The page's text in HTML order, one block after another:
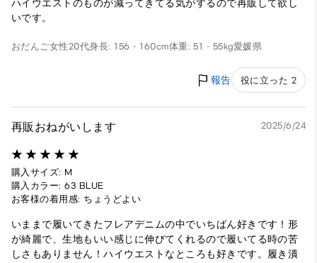
ハイウエストのものが減ってきてる気がするので再販して欲し
いです。
おだんご女性20代身長: 156 - 160cm体重: 51 - 55kg愛媛県
報告 役に立った 2
再販おねがいします 2025/6/24
購入サイズ: M
購入カラー: 63 BLUE
お客様の着用感: ちょうどよい
いままで履いてきたフレアデニムの中でいちばん好きです！形
が綺麗で、生地もいい感じに伸びてくれるので履いてる時の苦
しさもありません！ハイウエストなところも好きです。履き潰